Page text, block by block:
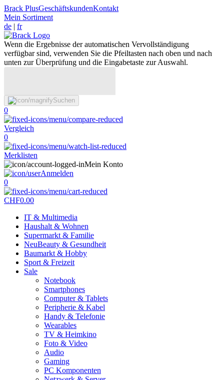
Brack PlusGeschäftskundenKontakt
Mein Sortiment
de | fr
Wenn die Ergebnisse der automatischen Vervollständigung
verfügbar sind, verwenden Sie die Pfeiltasten nach oben und nach
unten zur Überprüfung und die Eingabetaste zur Auswahl.
Suchen
0
Vergleich
0
Merklisten
Mein Konto
Anmelden
0
CHF0.00
IT & Multimedia
Haushalt & Wohnen
Supermarkt & Familie
NeuBeauty & Gesundheit
Baumarkt & Hobby
Sport & Freizeit
Sale
Notebook
Smartphones
Computer & Tablets
Peripherie & Kabel
Handy & Telefonie
Wearables
TV & Heimkino
Foto & Video
Audio
Gaming
PC Komponenten